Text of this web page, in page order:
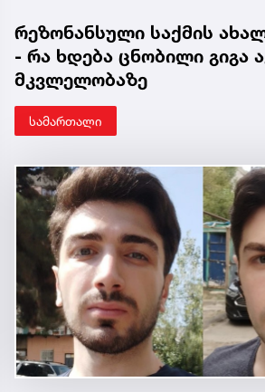
რეზონანსული საქმის
- რა ხდება ცნობილი გიგა
მკვლელობაზე
სამართალი